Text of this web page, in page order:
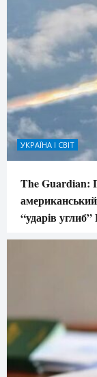
УКРАЇНА І СВІТ
The Guardian:
“ударів